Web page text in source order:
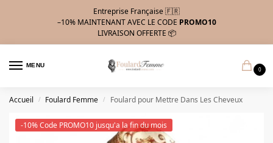
Entreprise Française 🇫🇷
–10% MAINTENANT AVEC LE CODE PROMO10
LIVRAISON OFFERTE 📦
MENU
0
Accueil / Foulard Femme / Foulard pour Mettre Dans Les Cheveux
-10% Code PROMO10 jusqu'a la fin du mois